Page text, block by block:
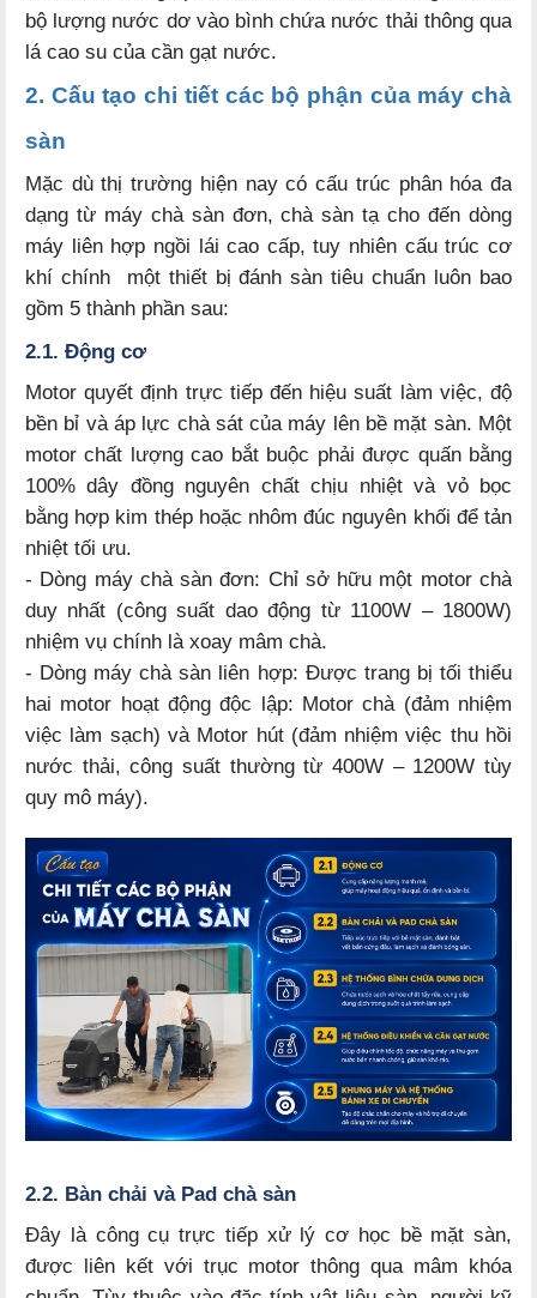
bộ lượng nước dơ vào bình chứa nước thải thông qua
lá cao su của cần gạt nước.
2. Cấu tạo chi tiết các bộ phận của máy chà
sàn
Mặc dù thị trường hiện nay có cấu trúc phân hóa đa
dạng từ máy chà sàn đơn, chà sàn tạ cho đến dòng
máy liên hợp ngồi lái cao cấp, tuy nhiên cấu trúc cơ
khí chính một thiết bị đánh sàn tiêu chuẩn luôn bao
gồm 5 thành phần sau:
2.1. Động cơ
Motor quyết định trực tiếp đến hiệu suất làm việc, độ
bền bỉ và áp lực chà sát của máy lên bề mặt sàn. Một
motor chất lượng cao bắt buộc phải được quấn bằng
100% dây đồng nguyên chất chịu nhiệt và vỏ bọc
bằng hợp kim thép hoặc nhôm đúc nguyên khối để tản
nhiệt tối ưu.
- Dòng máy chà sàn đơn: Chỉ sở hữu một motor chà
duy nhất (công suất dao động từ 1100W – 1800W)
nhiệm vụ chính là xoay mâm chà.
- Dòng máy chà sàn liên hợp: Được trang bị tối thiểu
hai motor hoạt động độc lập: Motor chà (đảm nhiệm
việc làm sạch) và Motor hút (đảm nhiệm việc thu hồi
nước thải, công suất thường từ 400W – 1200W tùy
quy mô máy).
2.2. Bàn chải và Pad chà sàn
Đây là công cụ trực tiếp xử lý cơ học bề mặt sàn,
được liên kết với trục motor thông qua mâm khóa